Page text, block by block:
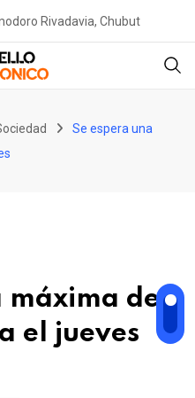
Rivadavia, Chubut
Se espera una
máxima de
el jueves